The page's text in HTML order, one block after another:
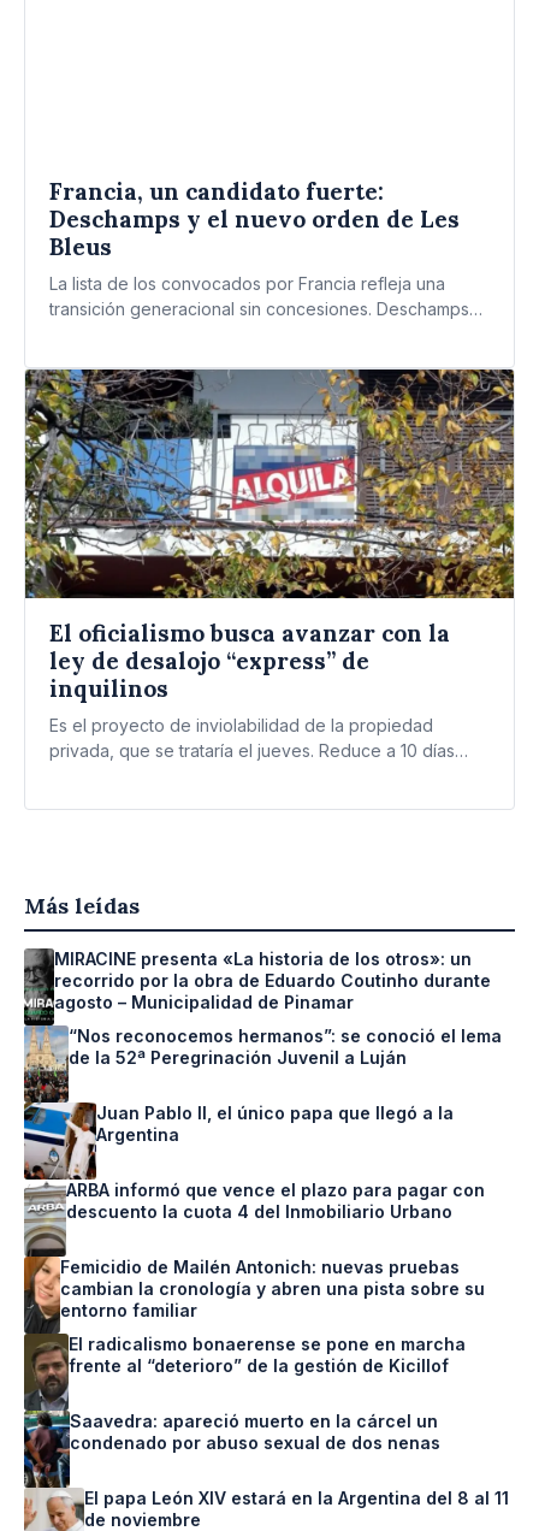
Francia, un candidato fuerte:
Deschamps y el nuevo orden de Les
Bleus
La lista de los convocados por Francia refleja una
transición generacional sin concesiones. Deschamps
El oficialismo busca avanzar con la
ley de desalojo “express” de
inquilinos
Es el proyecto de inviolabilidad de la propiedad
privada, que se trataría el jueves. Reduce a 10 días…
Más leídas
MIRACINE presenta «La historia de los otros»: un
recorrido por la obra de Eduardo Coutinho durante
agosto – Municipalidad de Pinamar
“Nos reconocemos hermanos”: se conoció el lema
de la 52ª Peregrinación Juvenil a Luján
Juan Pablo II, el único papa que llegó a la
Argentina
ARBA informó que vence el plazo para pagar con
descuento la cuota 4 del Inmobiliario Urbano
Femicidio de Mailén Antonich: nuevas pruebas
cambian la cronología y abren una pista sobre su
entorno familiar
El radicalismo bonaerense se pone en marcha
frente al “deterioro” de la gestión de Kicillof
Saavedra: apareció muerto en la cárcel un
condenado por abuso sexual de dos nenas
El papa León XIV estará en la Argentina del 8 al 11
de noviembre